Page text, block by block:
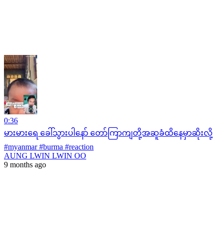
0:36
မားမားရေ ခေါ်သွားပါနော် တော်ကြာကျတို့အဆူခံထိနေမှာဆိုးလို့
#myanmar #burma #reaction
AUNG LWIN LWIN OO
9 months ago